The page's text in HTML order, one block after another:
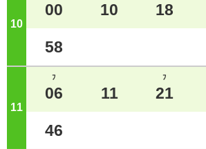
10
00 10 18
58
11
ﾌ
06 11
ﾌ
21
46